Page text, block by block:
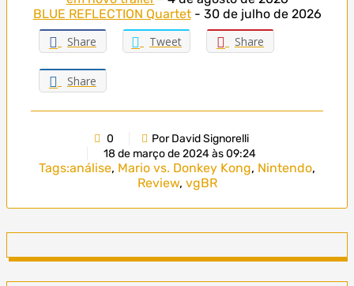
BLUE REFLECTION Quartet- 30 de julho de 2026
Share
Tweet Share
Share
0
Por David Signorelli
18 de março de 2024 às 09:24
Tags:análise, Mario vs. Donkey Kong, Nintendo,
Review, vgBR